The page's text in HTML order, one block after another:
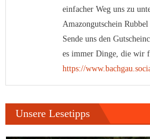
einfacher Weg uns zu
Amazongutschein
Sende uns den
es immer Dinge, die wir
https://
Unsere Lesetipps